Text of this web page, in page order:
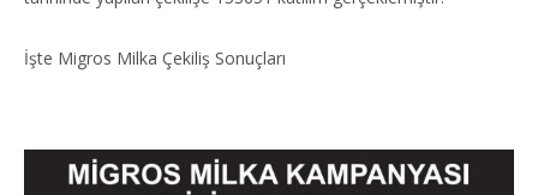
İşte Migros Milka Çekiliş Sonuçları